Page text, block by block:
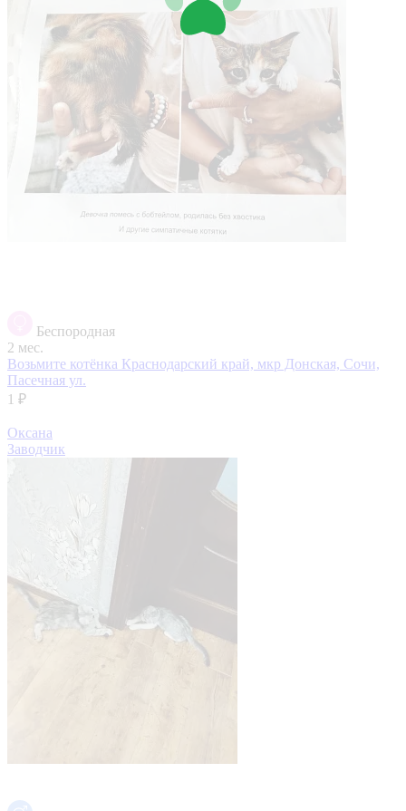
Беспородная
2 мес.
Возьмите котёнка Краснодарский край, мкр Донская, Сочи,
Пасечная ул.
1 ₽
Оксана
Заводчик